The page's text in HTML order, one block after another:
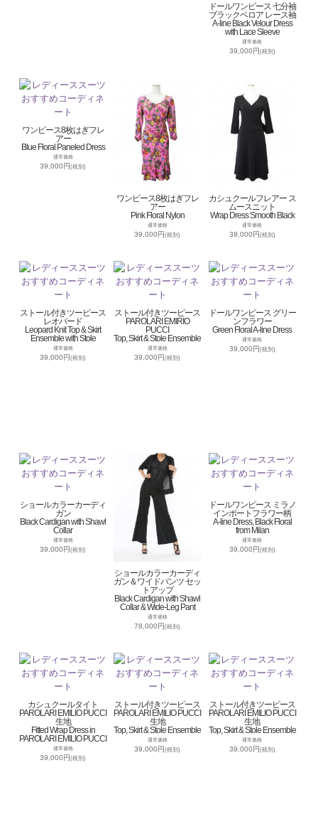
ドールワンピース 七分袖
ブラックベロア レース袖
A-line Black Velour Dress
with Lace Sleeve
通常価格
39,000円(税別)
ワンピース8枚はぎフレ
アー
Blue Floral Paneled Dress
通常価格
39,000円(税別)
ワンピース8枚はぎフレ
アー
Pink Floral Nylon
通常価格
39,000円(税別)
カシュクールフレアー ス
ムースニット
Wrap Dress Smooth Black
通常価格
39,000円(税別)
ストール付きツーピース
レオパード
Leopard Knit Top & Skirt
Ensemble with Stole
通常価格
39,000円(税別)
ストール付きツーピース
PAROLARI EMIRIO
PUCCI
Top, Skirt & Stole Ensemble
通常価格
39,000円(税別)
ドールワンピース グリー
ンフラワー
Green Floral A-line Dress
通常価格
39,000円(税別)
ショールカラーカーディ
ガン
Black Cardigan with Shawl
Collar
通常価格
39,000円(税別)
ショールカラーカーディ
ガン＆ワイドパンツ セッ
トアップ
Black Cardigan with Shawl
Collar & Wide-Leg Pant
通常価格
78,000円(税別)
ドールワンピース ミラノ
インポートフラワー柄
A-line Dress, Black Floral
from Milan
通常価格
39,000円(税別)
カシュクールタイト
PAROLARI EMILIO PUCCI
生地
Fitted Wrap Dress in
PAROLARI EMILIO PUCCI
通常価格
39,000円(税別)
ストール付きツーピース
PAROLARI EMILIO PUCCI
生地
Top, Skirt & Stole Ensemble
通常価格
39,000円(税別)
ストール付きツーピース
PAROLARI EMILIO PUCCI
生地
Top, Skirt & Stole Ensemble
通常価格
39,000円(税別)